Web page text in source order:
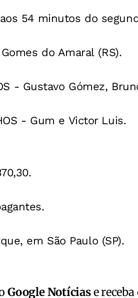
54 minutos do
do Amaral (RS).
- Gustavo Gómez,
- Gum e Victor Luis.
em São Paulo (SP).
Google Notíciase